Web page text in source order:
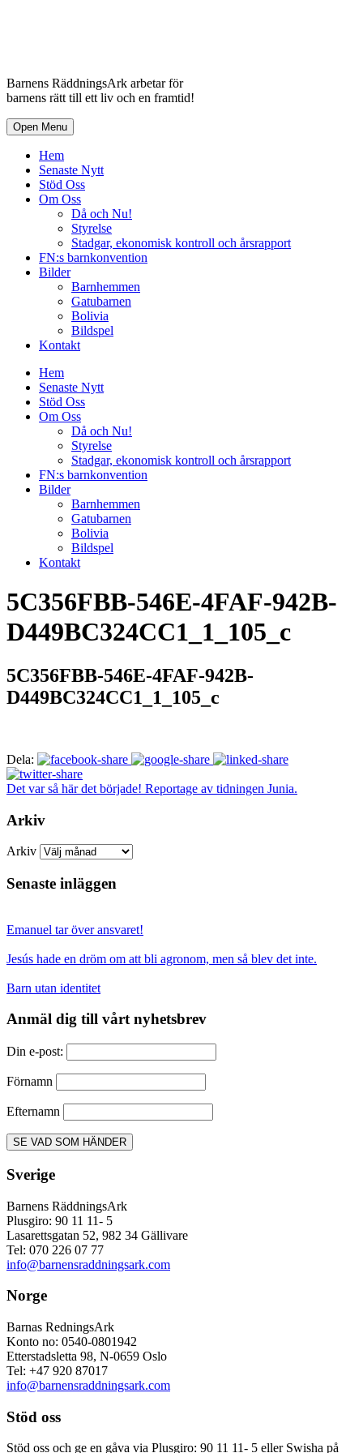
Barnens RäddningsArk arbetar för
barnens rätt till ett liv och en framtid!
Open Menu
Hem
Senaste Nytt
Stöd Oss
Om Oss
Då och Nu!
Styrelse
Stadgar, ekonomisk kontroll och årsrapport
FN:s barnkonvention
Bilder
Barnhemmen
Gatubarnen
Bolivia
Bildspel
Kontakt
Hem
Senaste Nytt
Stöd Oss
Om Oss
Då och Nu!
Styrelse
Stadgar, ekonomisk kontroll och årsrapport
FN:s barnkonvention
Bilder
Barnhemmen
Gatubarnen
Bolivia
Bildspel
Kontakt
5C356FBB-546E-4FAF-942B-
D449BC324CC1_1_105_c
5C356FBB-546E-4FAF-942B-
D449BC324CC1_1_105_c
Dela:
Det var så här det började! Reportage av tidningen Junia.
Arkiv
Arkiv
Senaste inläggen
Emanuel tar över ansvaret!
Jesús hade en dröm om att bli agronom, men så blev det inte.
Barn utan identitet
Anmäl dig till vårt nyhetsbrev
Din e-post:
Förnamn
Efternamn
Sverige
Barnens RäddningsArk
Plusgiro: 90 11 11- 5
Lasarettsgatan 52, 982 34 Gällivare
Tel: 070 226 07 77
info@barnensraddningsark.com
Norge
Barnas RedningsArk
Konto no: 0540-0801942
Etterstadsletta 98, N-0659 Oslo
Tel: +47 920 87017
info@barnensraddningsark.com
Stöd oss
Stöd oss och ge en gåva via Plusgiro: 90 11 11- 5 eller Swisha på